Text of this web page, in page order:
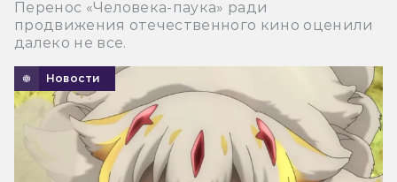
Перенос «Человека-паука» ради
продвижения отечественного кино оценили
далеко не все.
Новости